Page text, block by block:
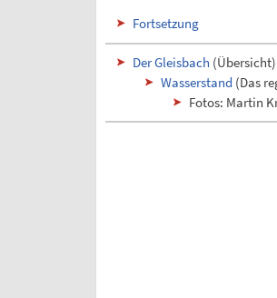
Fortsetzung
Der Gleisbach (Übersicht)
Wasserstand (Das
Fotos: Martin